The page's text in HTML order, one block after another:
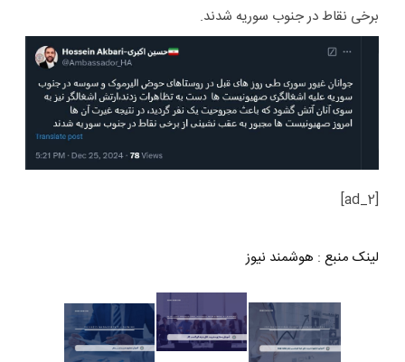
برخی نقاط در جنوب سوریه شدند.
[ad_2]
لینک منبع : هوشمند نیوز